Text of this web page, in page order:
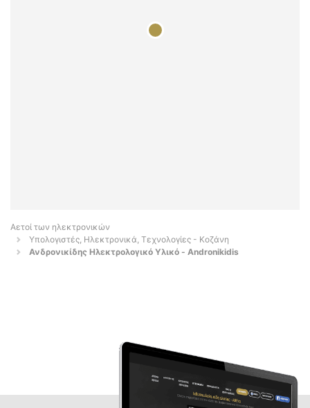
Αετοί των ηλεκτρονικών
Υπολογιστές, Ηλεκτρονικά, Τεχνολογίες - Κοζάνη
Ανδρονικίδης Ηλεκτρολογικό Υλικό - Andronikidis